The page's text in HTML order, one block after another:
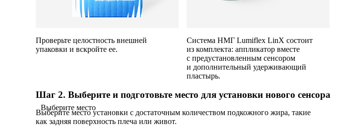
Проверьте целостность внешней
упаковки и вскройте ее.
Система НМГ Lumiflex LinX состоит
из комплекта: аппликатор вместе
с предустановленным сенсором
и дополнительный удерживающий
пластырь.
Шаг 2. Выберите и подготовьте место для установки нового сенсора
Выберите место
Выберите место установки с достаточным количеством подкожного жира, такие
как задняя поверхность плеча или живот.